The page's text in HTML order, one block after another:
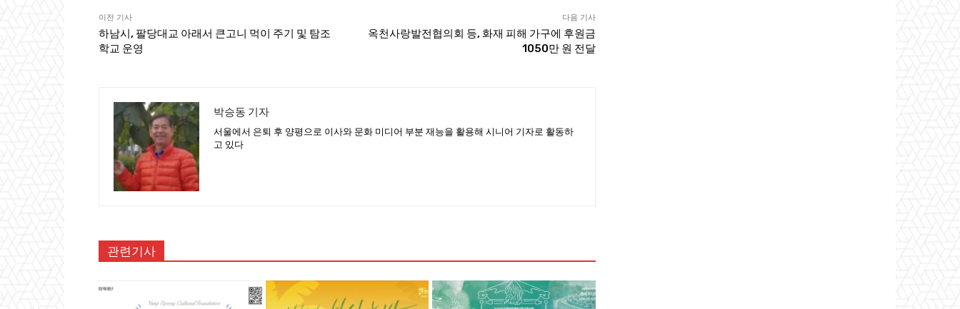
이전 기사
하남시, 팔당대교 아래서 큰고니 먹이 주기 및 탐조
학교 운영
다음 기사
옥천사랑발전협의회 등, 화재 피해 가구에 후원금
1050만 원 전달
박승동 기자
서울에서 은퇴 후 양평으로 이사와 문화 미디어 부분 재능을 활용해 시니어 기자로 활동하
고 있다
관련기사